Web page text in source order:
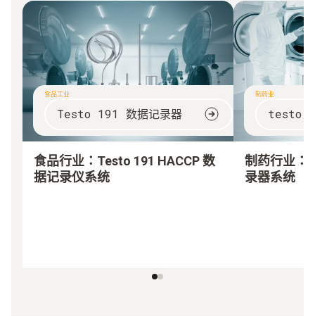
食品工业
Testo 191 数据记录器
食品行业： Testo 191 HACCP 数
据记录仪系统
制药业
testo
制药行业：
录器系统